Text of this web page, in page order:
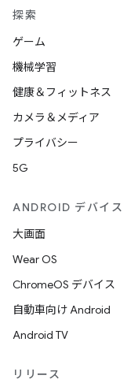
探索
ゲーム
機械学習
健康＆フィットネス
カメラ＆メディア
プライバシー
5G
ANDROID デバイス
大画面
Wear OS
ChromeOS デバイス
自動車向け Android
Android TV
リリース